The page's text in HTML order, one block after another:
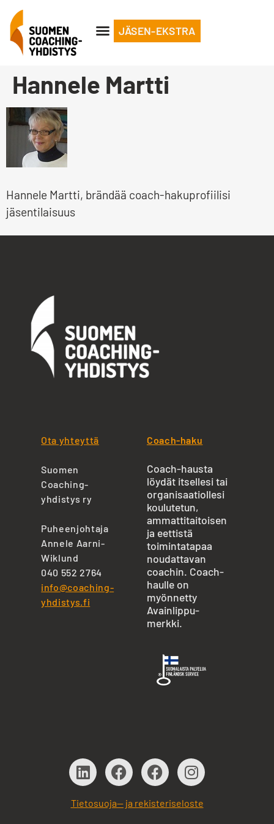
JÄSEN-EKSTRA
Hannele Martti
Hannele Martti, brändää coach-hakuprofiilisi
jäsentilaisuus
Ota yhteyttä
Suomen
Coaching-
yhdistys ry
Puheenjohtaja
Annele Aarni-
Wiklund
040 552 2764
info@coaching-
yhdistys.fi
Coach-haku
Coach-hausta
löydät itsellesi tai
organisaatiollesi
koulutetun,
ammattitaitoisen
ja eettistä
toimintatapaa
noudattavan
coachin. Coach-
haulle on
myönnetty
Avainlippu-
merkki.
Tietosuoja— ja rekisteriseloste